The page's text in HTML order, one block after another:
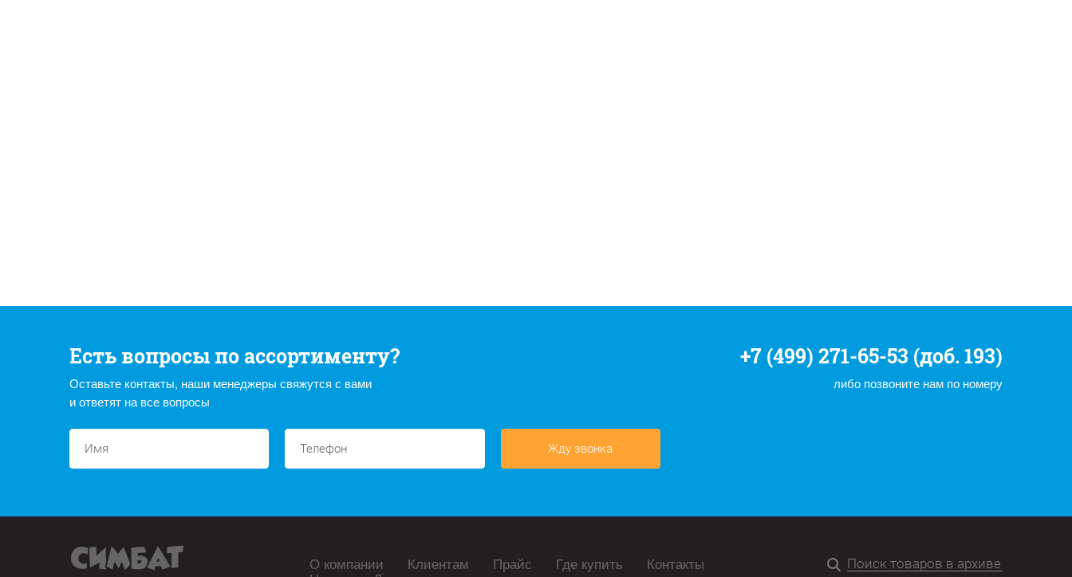
Есть вопросы по ассортименту?
Оставьте контакты, наши менеджеры свяжутся с вами
и ответят на все вопросы
+7 (499) 271-65-53 (доб. 193)
либо позвоните нам по номеру
Жду звонка
О компании Клиентам Прайс Где купить Контакты